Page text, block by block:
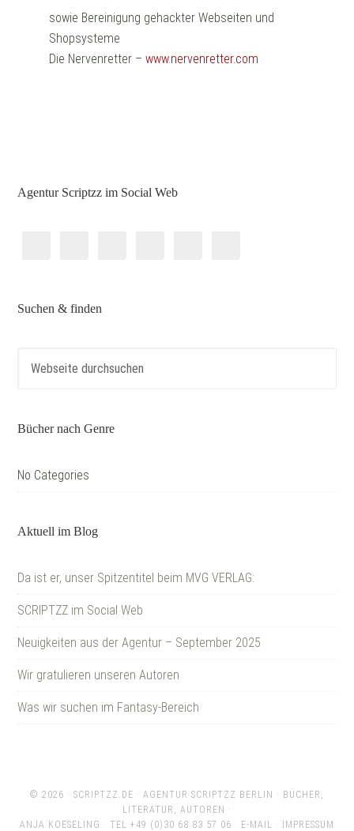
sowie Bereinigung gehackter Webseiten und
Shopsysteme
Die Nervenretter –www.nervenretter.com
Agentur Scriptzz im Social Web
Suchen & finden
Bücher nach Genre
No Categories
Aktuell im Blog
Da ist er, unser Spitzentitel beim MVG VERLAG:
SCRIPTZZ im Social Web
Neuigkeiten aus der Agentur – September 2025
Wir gratulieren unseren Autoren
Was wir suchen im Fantasy-Bereich
© 2026 · SCRIPTZZ.DE · AGENTUR SCRIPTZZ BERLIN · BÜCHER,
LITERATUR, AUTOREN ·
ANJA KOESELING · TEL +49 (0)30 68 83 57 06 · E-MAIL ·
IMPRESSUM